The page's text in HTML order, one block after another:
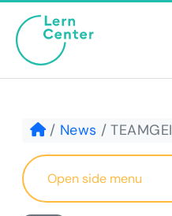
News
Open side menu